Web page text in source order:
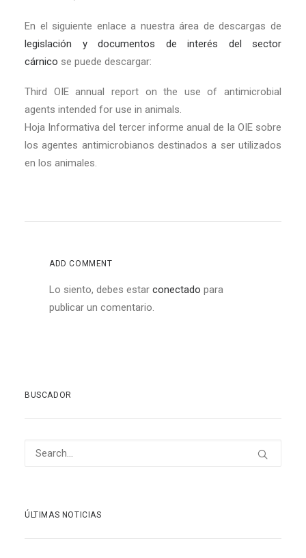
En el siguiente enlace a nuestra área de descargas de
legislación y documentos de interés del sector
cárnico se puede descargar:
Third OIE annual report on the use of antimicrobial
agents intended for use in animals.
Hoja Informativa del tercer informe anual de la OIE sobre
los agentes antimicrobianos destinados a ser utilizados
en los animales.
ADD COMMENT
Lo siento, debes estar conectado para
publicar un comentario.
BUSCADOR
ÚLTIMAS NOTICIAS